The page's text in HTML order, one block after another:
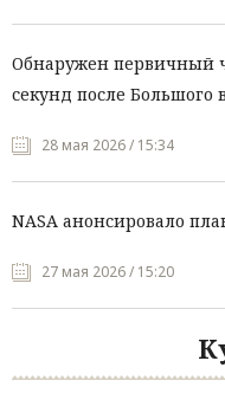
Обнаружен первичный
секунд после Большого
28 мая 2026 / 15:34
NASA анонсировало
27 мая 2026 / 15:20